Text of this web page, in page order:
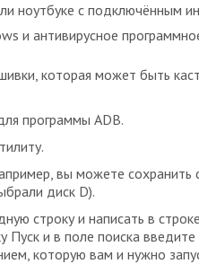
ноутбуке с подключённым
и антивирусное
которая может быть
программы ADB.
вы можете сохранить
диск D).
строку и написать в
Пуск и в поле поиска
которую вам и нужно